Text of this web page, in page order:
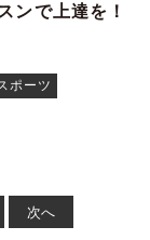
ンで上達を！
ポーツ
次へ